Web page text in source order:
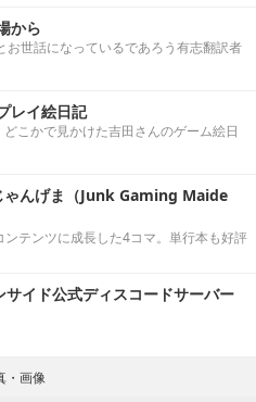
から
お世話になっているであろう有志翻訳者
レイ絵日記
こかで見かけた吉田さんのゲーム絵日
ゃんげま（Junk Gaming Maide
テンツに成長した4コマ。単行本も好評
イド公式ディスコードサーバー
・画像